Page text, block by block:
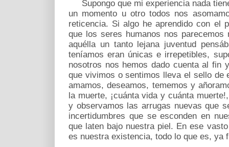
Supongo que mi experiencia nada
un momento u otro todos nos
reticencia. Si algo he aprendido con el
que los seres humanos nos
aquélla un tanto lejana juventud
teníamos eran únicas e irrepetibles,
nosotros nos hemos dado cuenta al fin
que vivimos o sentimos lleva el sello de
amamos, deseamos, tememos y
la muerte, ¡cuánta vida y cuánta
y observamos las arrugas nuevas que
incertidumbres que se esconden en
que laten bajo nuestra piel. En ese
es nuestra existencia, todo lo que es, ya